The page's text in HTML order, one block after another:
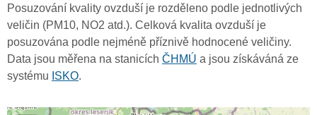
Posuzování kvality ovzduší je rozděleno podle jednotlivých
veličin (PM10, NO2 atd.). Celková kvalita ovzduší je
posuzována podle nejméně příznivě hodnocené veličiny.
Data jsou měřena na stanicích ČHMÚ a jsou získáváná ze
systému ISKO.